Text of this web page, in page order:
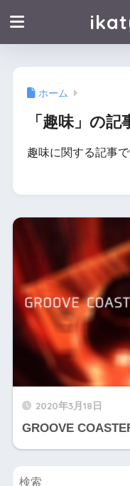
ホーム
「趣味」の記
趣味に関する記事で
2020年3月18日
GROOVE